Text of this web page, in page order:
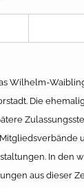
Wilhelm-
Die
In den
aus dieser